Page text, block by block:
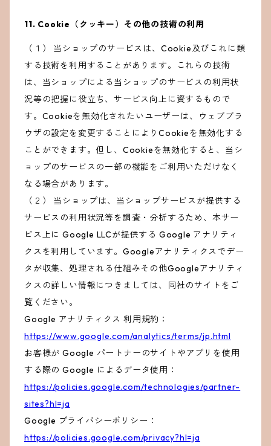
11. Cookie（クッキー）その他の技術の利用
（１） 当ショップのサービスは、Cookie及びこれに類
する技術を利用することがあります。これらの技術
は、当ショップによる当ショップのサービスの利用状
況等の把握に役立ち、サービス向上に資するもので
す。Cookieを無効化されたいユーザーは、ウェブブラ
ウザの設定を変更することによりCookieを無効化する
ことができます。但し、Cookieを無効化すると、当シ
ョップのサービスの一部の機能をご利用いただけなく
なる場合があります。
（２） 当ショップは、当ショップサービスが提供する
サービスの利用状況等を調査・分析するため、本サー
ビス上に Google LLCが提供する Google アナリティ
クスを利用しています。Googleアナリティクスでデー
タが収集、処理される仕組みその他Googleアナリティ
クスの詳しい情報につきましては、同社のサイトをご
覧ください。
Google アナリティクス 利用規約：
https://www.google.com/analytics/terms/jp.html
お客様が Google パートナーのサイトやアプリを使用
する際の Google によるデータ使用：
https://policies.google.com/technologies/partner-
sites?hl=ja
Google プライバシーポリシー：
https://policies.google.com/privacy?hl=ja